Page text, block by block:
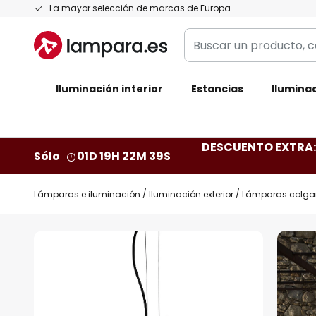
La mayor selección de marcas de Europa
Ir
contenido
Buscar
un
categoría,
Iluminación interior Estancias
Sólo 01D 19H 22M 38S
DESCUENTO
Lámparas e iluminación Iluminación exterior Lámparas